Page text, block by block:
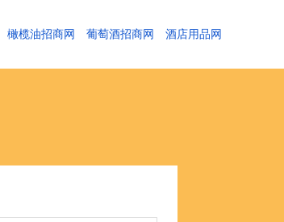
橄榄油招商网 葡萄酒招商网 酒店用品网